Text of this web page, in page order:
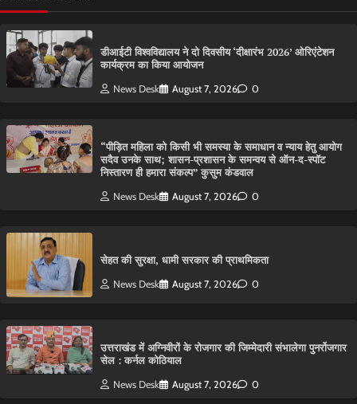
डीआईटी विश्वविद्यालय ने दो दिवसीय ‘दीक्षारंभ 2026’ ओरिएंटेशन
कार्यक्रम का किया आयोजन
News Desk August 7, 2026 0
“पीड़ित महिला को किसी भी समस्या के समाधान व न्याय हेतु आयोग
सदैव उनके साथ; शासन-प्रशासन के समन्वय से ऑन-द-स्पॉट
निस्तारण ही हमारा संकल्प” कुसुम कंडवाल
News Desk August 7, 2026 0
सेहत की सुरक्षा, धामी सरकार की प्राथमिकता
News Desk August 7, 2026 0
उत्तराखंड में अग्निवीरों के रोजगार की जिम्मेदारी संभालेगा पुनर्रोजगार
सेल : कर्नल कोठियाल
News Desk August 7, 2026 0